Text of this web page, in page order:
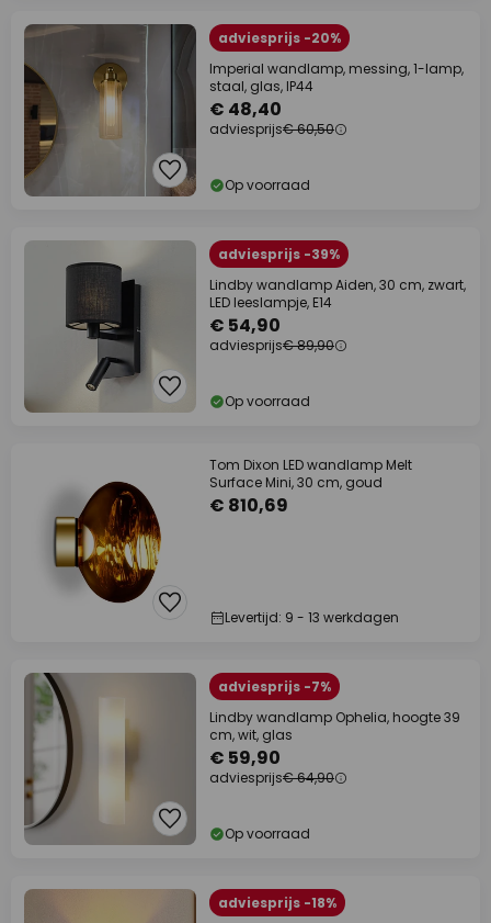
adviesprijs -20%
Imperial wandlamp, messing, 1-lamp,
staal, glas, IP44
€ 48,40
adviesprijs€ 60,50
Op voorraad
adviesprijs -39%
Lindby wandlamp Aiden, 30 cm, zwart,
LED leeslampje, E14
€ 54,90
adviesprijs€ 89,90
Op voorraad
Tom Dixon LED wandlamp Melt
Surface Mini, 30 cm, goud
€ 810,69
Levertijd: 9 - 13 werkdagen
adviesprijs -7%
Lindby wandlamp Ophelia, hoogte 39
cm, wit, glas
€ 59,90
adviesprijs€ 64,90
Op voorraad
adviesprijs -18%